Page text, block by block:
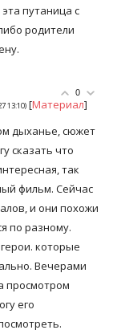
путаница с
родители
0
13:10) [Материал]
дыханье, сюжет
сказать что
так
фильм. Сейчас
и они похожи
по разному.
которые
Вечерами
просмотром
его